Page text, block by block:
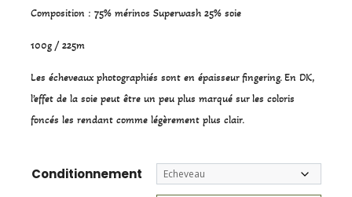
Composition : 75% mérinos Superwash 25% soie
100g / 225m
Les écheveaux photographiés sont en épaisseur fingering. En DK,
l’effet de la soie peut être un peu plus marqué sur les coloris
foncés les rendant comme légèrement plus clair.
Conditionnement